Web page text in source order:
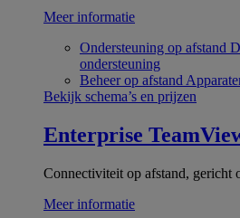
Meer informatie
Ondersteuning op afstand
ondersteuning
Beheer op afstand
Bekijk schema’s en prijzen
Enterprise
Connectiviteit op afstand, gericht
Meer informatie